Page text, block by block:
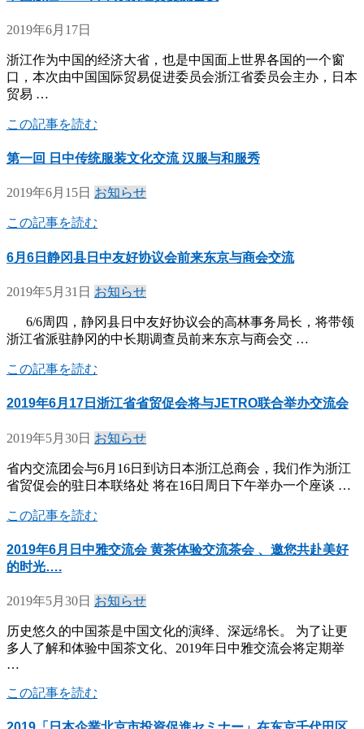
2019年6月17日
浙江作为中国的经济大省，也是中国面上世界各国的一个窗
口，本次由中国国际贸易促进委员会浙江省委员会主办，日本
贸易 …
この記事を読む
第一回 日中传统服装文化交流 汉服与和服秀
2019年6月15日 お知らせ
この記事を読む
6月6日静冈县日中友好协议会前来东京与商会交流
2019年5月31日 お知らせ
6/6周四，静冈县日中友好协议会的高林事务局长，将带领
浙江省派驻静冈的中长期调查员前来东京与商会交 …
この記事を読む
2019年6月17日浙江省省贸促会将与JETRO联合举办交流会
2019年5月30日 お知らせ
省内交流团会与6月16日到访日本浙江总商会，我们作为浙江
省贸促会的驻日本联络处 将在16日周日下午举办一个座谈 …
この記事を読む
2019年6月日中雅交流会 黄茶体验交流茶会 、邀您共赴美好
的时光….
2019年5月30日 お知らせ
历史悠久的中国茶是中国文化的演绎、深远绵长。 为了让更
多人了解和体验中国茶文化、2019年日中雅交流会将定期举
…
この記事を読む